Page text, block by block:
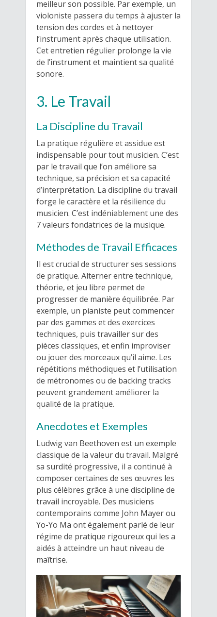
meilleur son possible. Par exemple, un
violoniste passera du temps à ajuster la
tension des cordes et à nettoyer
l’instrument après chaque utilisation.
Cet entretien régulier prolonge la vie
de l’instrument et maintient sa qualité
sonore.
3. Le Travail
La Discipline du Travail
La pratique régulière et assidue est
indispensable pour tout musicien. C’est
par le travail que l’on améliore sa
technique, sa précision et sa capacité
d’interprétation. La discipline du travail
forge le caractère et la résilience du
musicien. C’est indéniablement une des
7 valeurs fondatrices de la musique.
Méthodes de Travail Efficaces
Il est crucial de structurer ses sessions
de pratique. Alterner entre technique,
théorie, et jeu libre permet de
progresser de manière équilibrée. Par
exemple, un pianiste peut commencer
par des gammes et des exercices
techniques, puis travailler sur des
pièces classiques, et enfin improviser
ou jouer des morceaux qu’il aime. Les
répétitions méthodiques et l’utilisation
de métronomes ou de backing tracks
peuvent grandement améliorer la
qualité de la pratique.
Anecdotes et Exemples
Ludwig van Beethoven est un exemple
classique de la valeur du travail. Malgré
sa surdité progressive, il a continué à
composer certaines de ses œuvres les
plus célèbres grâce à une discipline de
travail incroyable. Des musiciens
contemporains comme John Mayer ou
Yo-Yo Ma ont également parlé de leur
régime de pratique rigoureux qui les a
aidés à atteindre un haut niveau de
maîtrise.